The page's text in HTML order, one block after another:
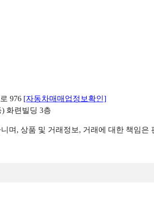
976 [자동차매매업정보확인]
화련빌딩 3층
며, 상품 및 거래정보, 거래에 대한 책임은